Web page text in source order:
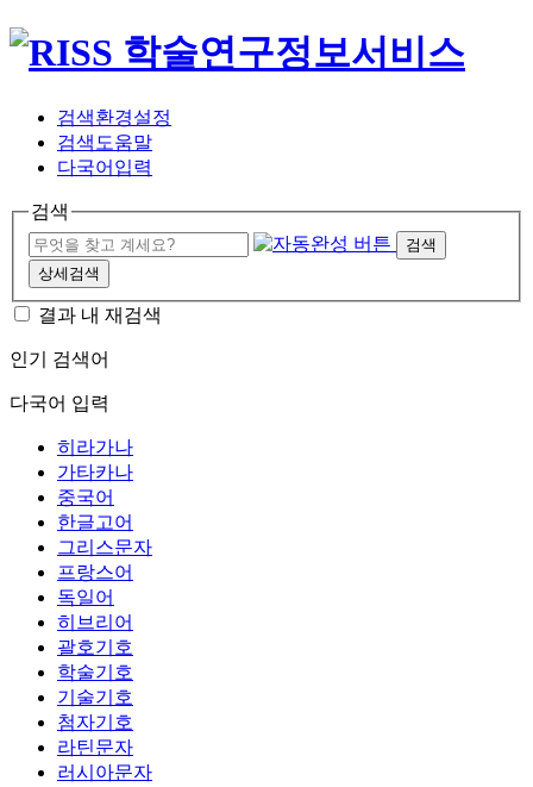
검색환경설정
검색도움말
다국어입력
검색
검색
상세검색
결과 내 재검색
인기 검색어
다국어 입력
히라가나
가타카나
중국어
한글고어
그리스문자
프랑스어
독일어
히브리어
괄호기호
학술기호
기술기호
첨자기호
라틴문자
러시아문자